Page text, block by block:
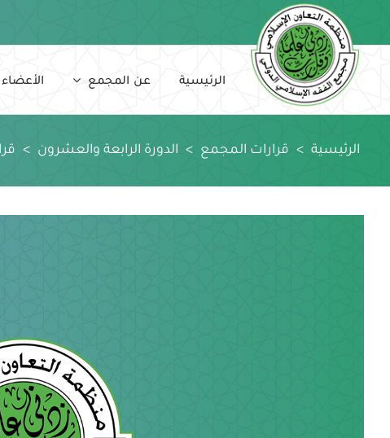
content
الرئيسية عن المجمع الأعضاء
الرئيسية > قرارات المجمع > الدورة الرابعة والعشرون >